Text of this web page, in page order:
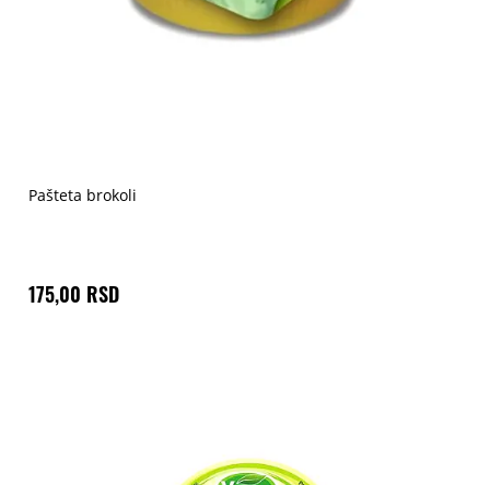
Pašteta brokoli
175,00 RSD